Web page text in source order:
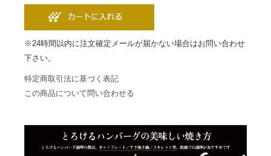
※24時間以内に注文確定メールが届かない場合はお問い合わせ
下さい。
特定商取引法に基づく表記
この商品について問い合わせる